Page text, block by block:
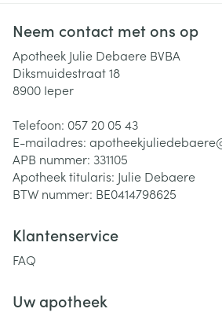
Neem contact met ons op
Apotheek Julie Debaere BVBA
Diksmuidestraat 18
8900 Ieper
Telefoon: 057 20 05 43
E-mailadres:
APB nummer: 331105
Apotheek titularis: Julie Debaere
BTW nummer: BE0414798625
Klantenservice
FAQ
Uw apotheek